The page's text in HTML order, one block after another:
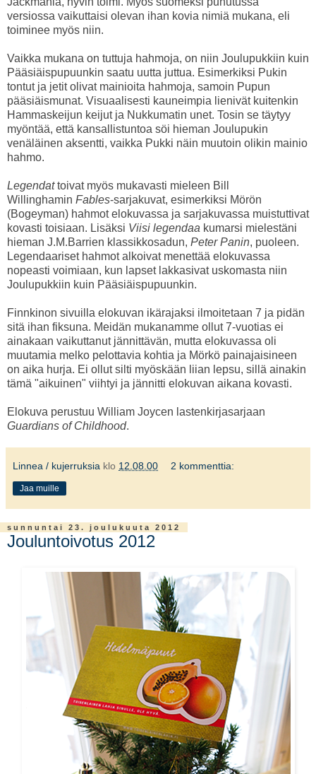
versiossa vaikuttaisi olevan ihan kovia nimiä mukana, eli
toiminee myös niin.
Vaikka mukana on tuttuja hahmoja, on niin Joulupukkiin kuin
Pääsiäispupuunkin saatu uutta juttua. Esimerkiksi Pukin
tontut ja jetit olivat mainioita hahmoja, samoin Pupun
pääsiäismunat. Visuaalisesti kauneimpia lienivät kuitenkin
Hammaskeijun keijut ja Nukkumatin unet. Tosin se täytyy
myöntää, että kansallistuntoa söi hieman Joulupukin
venäläinen aksentti, vaikka Pukki näin muutoin olikin mainio
hahmo.
Legendattoivat myös mukavasti mieleen Bill
Willinghamin Fables-sarjakuvat, esimerkiksi Mörön
(Bogeyman) hahmot elokuvassa ja sarjakuvassa muistuttivat
kovasti toisiaan. Lisäksi Viisi legendaa kumarsi mielestäni
hieman J.M.Barrien klassikkosadun, Peter Panin, puoleen.
Legendaariset hahmot alkoivat menettää elokuvassa
nopeasti voimiaan, kun lapset lakkasivat uskomasta niin
Joulupukkiin kuin Pääsiäispupuunkin.
Finnkinon sivuilla elokuvan ikärajaksi ilmoitetaan 7 ja pidän
sitä ihan fiksuna. Meidän mukanamme ollut 7-vuotias ei
ainakaan vaikuttanut jännittävän, mutta elokuvassa oli
muutamia melko pelottavia kohtia ja Mörkö painajaisineen
on aika hurja. Ei ollut silti myöskään liian lepsu, sillä ainakin
tämä "aikuinen" viihtyi ja jännitti elokuvan aikana kovasti.
Elokuva perustuu William Joycen lastenkirjasarjaan
Guardians of Childhood.
Linnea / kujerruksia klo 12.08.00 2 kommenttia:
Jaa muille
sunnuntai 23. joulukuuta 2012
Jouluntoivotus 2012